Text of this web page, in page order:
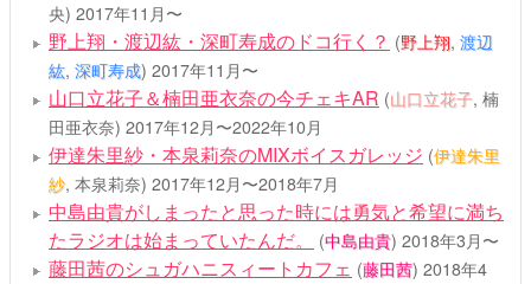
央) 2017年11月〜
野上翔・渡辺紘・深町寿成のドコ行く？ (野上翔, 渡辺
紘, 深町寿成) 2017年11月〜
山口立花子＆楠田亜衣奈の今チェキAR (山口立花子, 楠
田亜衣奈) 2017年12月〜2022年10月
伊達朱里紗・本泉莉奈のMIXボイスガレッジ (伊達朱里
紗, 本泉莉奈) 2017年12月〜2018年7月
中島由貴がしまったと思った時には勇気と希望に満ち
たラジオは始まっていたんだ。
(中島由貴) 2018年3月〜
藤田茜のシュガハニスィートカフェ (藤田茜) 2018年4